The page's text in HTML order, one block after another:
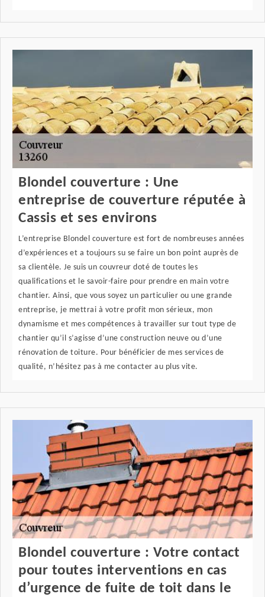
Blondel couverture : Une
entreprise de couverture réputée à
Cassis et ses environs
L’entreprise Blondel couverture est fort de nombreuses années
d’expériences et a toujours su se faire un bon point auprès de
sa clientèle. Je suis un couvreur doté de toutes les
qualifications et le savoir-faire pour prendre en main votre
chantier. Ainsi, que vous soyez un particulier ou une grande
entreprise, je mettrai à votre profit mon sérieux, mon
dynamisme et mes compétences à travailler sur tout type de
chantier qu’il s’agisse d’une construction neuve ou d’une
rénovation de toiture. Pour bénéficier de mes services de
qualité, n’hésitez pas à me contacter au plus vite.
Blondel couverture : Votre contact
pour toutes interventions en cas
d’urgence de fuite de toit dans le